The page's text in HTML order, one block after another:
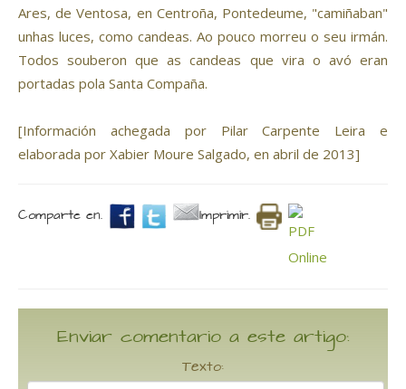
Ares, de Ventosa, en Centroña, Pontedeume, "camiñaban"
unhas luces, como candeas. Ao pouco morreu o seu irmán.
Todos souberon que as candeas que vira o avó eran
portadas pola Santa Compaña.
[Información achegada por Pilar Carpente Leira e
elaborada por Xabier Moure Salgado, en abril de 2013]
Comparte en. Imprimir.
Enviar comentario a este artigo:
Texto: